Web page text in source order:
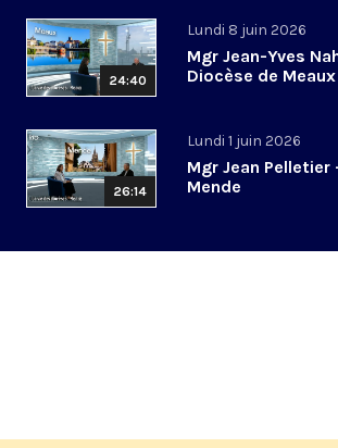
24:40
Lundi 8 juin 2026
Mgr Jean-Yves
Diocèse de Meaux
26:14
Lundi 1 juin 2026
Mgr Jean Pelletier
Mende